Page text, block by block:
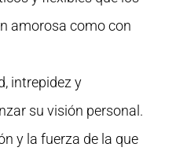
amorosa como con
intrepidez y
su visión personal.
y la fuerza de la que